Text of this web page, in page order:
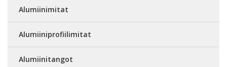
Alumiinimitat
Alumiiniprofiilimitat
Alumiinitangot